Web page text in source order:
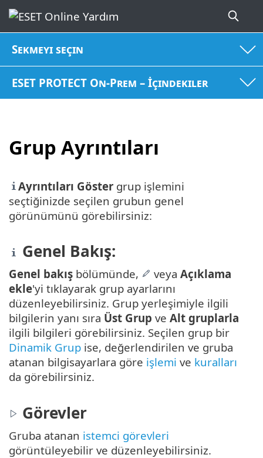
Sekmeyi seçin
ESET PROTECT On-Prem – İçindekiler
Grup Ayrıntıları
Ayrıntıları Göster grup işlemini
seçtiğinizde seçilen grubun genel
görünümünü görebilirsiniz:
Genel Bakış:
Genel bakış bölümünde, veya Açıklama
ekle'yi tıklayarak grup ayarlarını
düzenleyebilirsiniz. Grup yerleşimiyle ilgili
bilgilerin yanı sıra Üst Grup ve Alt gruplarla
ilgili bilgileri görebilirsiniz. Seçilen grup bir
Dinamik Grup ise, değerlendirilen ve gruba
atanan bilgisayarlara göre işlemi ve kuralları
da görebilirsiniz.
Görevler
Gruba atanan istemci görevleri
görüntüleyebilir ve düzenleyebilirsiniz.